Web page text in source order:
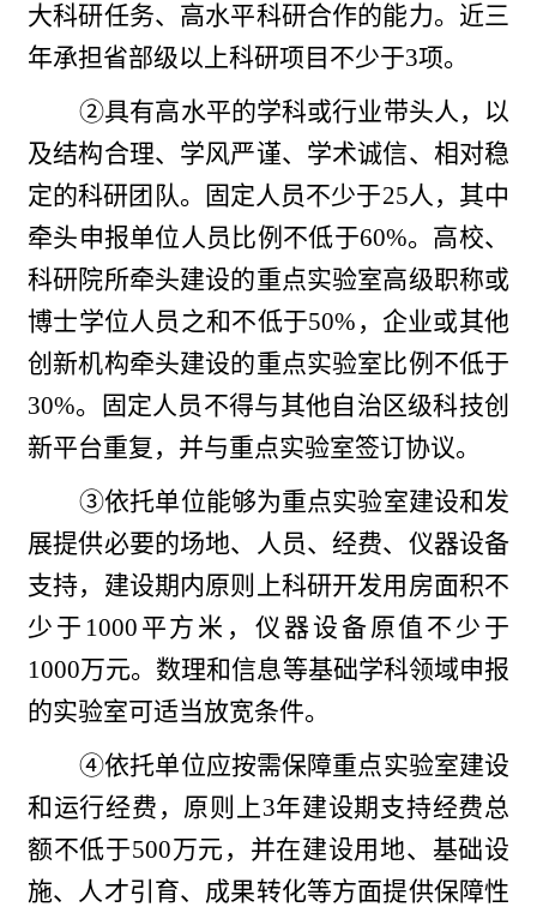
大科研任务、高水平科研合作的能力。近三
年承担省部级以上科研项目不少于3项。
②具有高水平的学科或行业带头人，以
及结构合理、学风严谨、学术诚信、相对稳
定的科研团队。固定人员不少于25人，其中
牵头申报单位人员比例不低于60%。高校、
科研院所牵头建设的重点实验室高级职称或
博士学位人员之和不低于50%，企业或其他
创新机构牵头建设的重点实验室比例不低于
30%。固定人员不得与其他自治区级科技创
新平台重复，并与重点实验室签订协议。
③依托单位能够为重点实验室建设和发
展提供必要的场地、人员、经费、仪器设备
支持，建设期内原则上科研开发用房面积不
少于1000平方米，仪器设备原值不少于
1000万元。数理和信息等基础学科领域申报
的实验室可适当放宽条件。
④依托单位应按需保障重点实验室建设
和运行经费，原则上3年建设期支持经费总
额不低于500万元，并在建设用地、基础设
施、人才引育、成果转化等方面提供保障性